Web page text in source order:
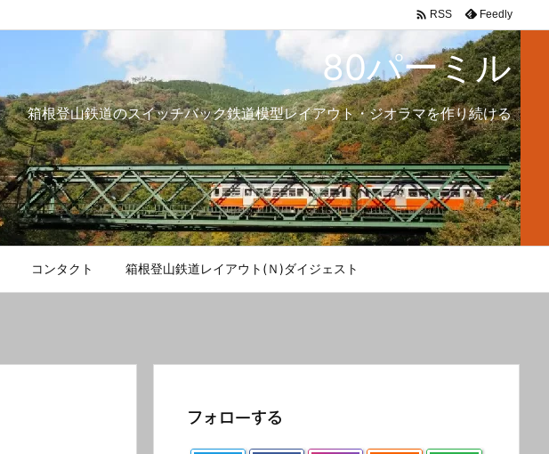
80パーミル
箱根登山鉄道のスイッチバック鉄道模型レイアウト・ジオラマを作り続ける
コンタクト 箱根登山鉄道レイアウト(Ｎ)ダイジェスト
 RSS Feedly
フォローする